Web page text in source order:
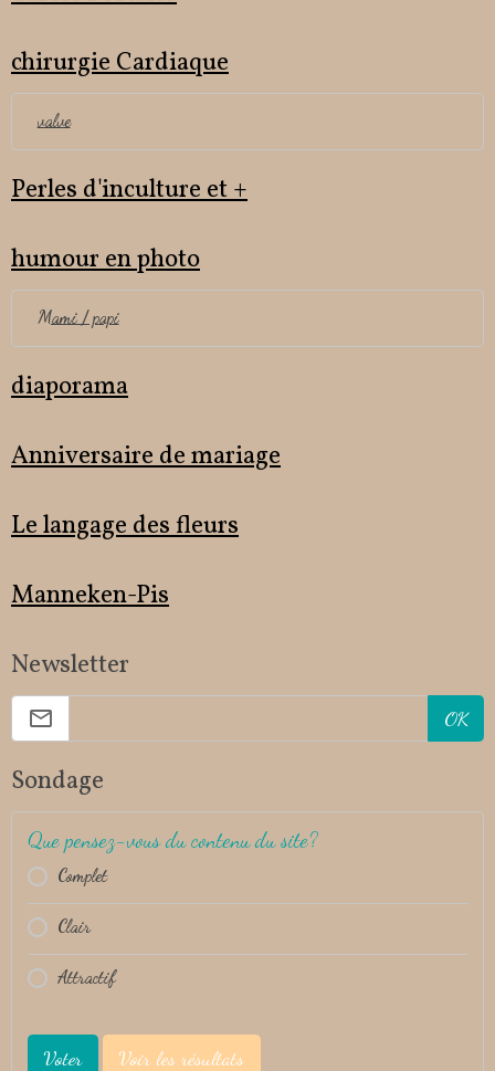
chirurgie Cardiaque
valve
Perles d'inculture et +
humour en photo
Mami / papi
diaporama
Anniversaire de mariage
Le langage des fleurs
Manneken-Pis
Newsletter
OK
Sondage
Que pensez-vous du contenu du site?
Complet
Clair
Attractif
Voter Voir les résultats